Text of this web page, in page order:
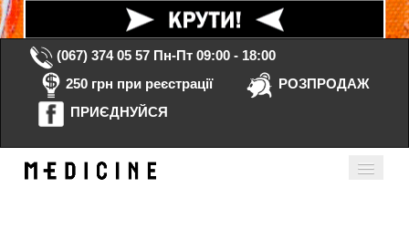
(067) 374 05 57 Пн-Пт 09:00 - 18:00
250 грн при реєстрації
РОЗПРОДАЖ
ПРИЄДНУЙСЯ